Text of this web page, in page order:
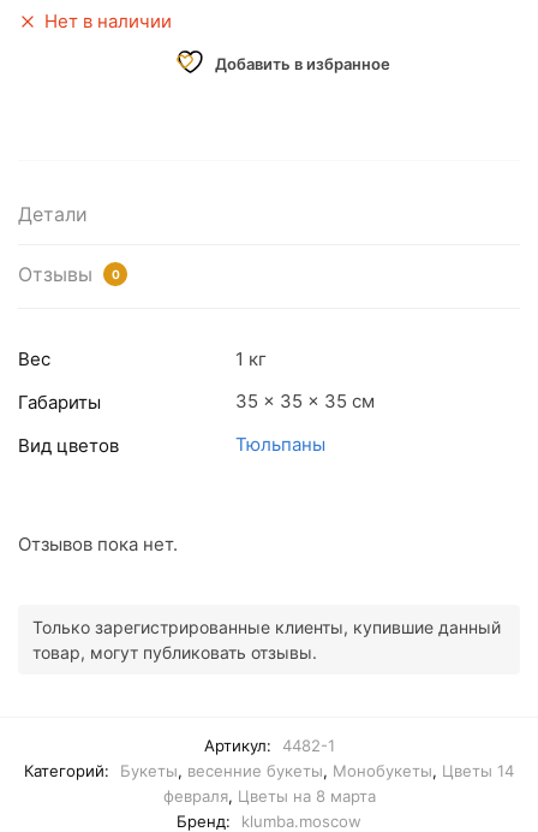
Нет в наличии
Добавить в избранное
Детали
Отзывы 0
Вес
1 кг
Габариты
35 × 35 × 35 см
Вид цветов
Тюльпаны
Отзывов пока нет.
Только зарегистрированные клиенты, купившие данный
товар, могут публиковать отзывы.
Артикул:
4482-1
Категорий:
Букеты, весенние букеты, Монобукеты, Цветы 14
февраля, Цветы на 8 марта
Бренд:
klumba.moscow